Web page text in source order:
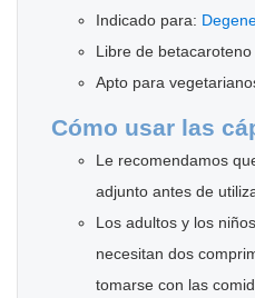
Indicado para:
Libre de betacaroteno
Apto para
Cómo usar las
Le recomendamos
adjunto antes de
Los adultos y los
necesitan dos
tomarse con las